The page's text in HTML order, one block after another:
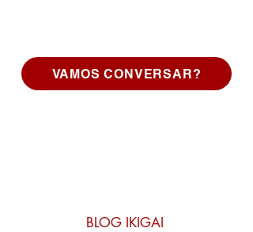
VAMOS CONVERSAR?
BLOG IKIGAI